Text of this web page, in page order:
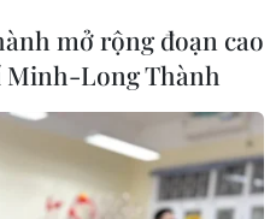
mở rộng đoạn cao
Minh-Long Thành